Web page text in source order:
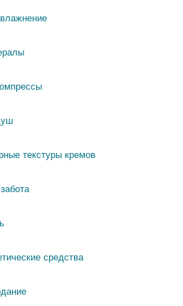
текстуры кремов
средства